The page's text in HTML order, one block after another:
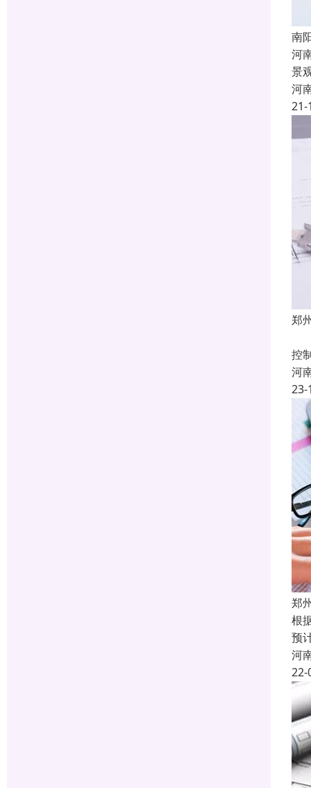
南
河
景
河
21-
郑
控
河
23-
郑
根
预
河
22-